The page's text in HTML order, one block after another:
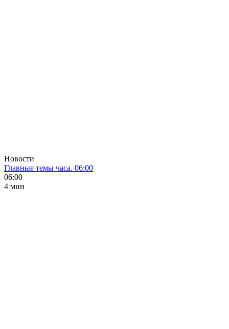
Новости
Главные темы часа. 06:00
06:00
4 мин